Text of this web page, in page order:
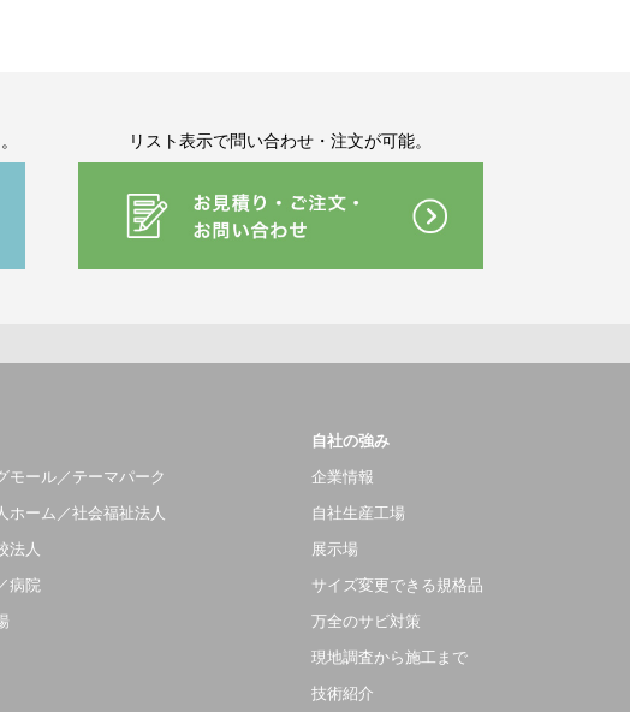
リスト表示で問い合わせ・注文が可能。
モール／テーマパーク
ホーム／社会福祉法人
法人
病院
自社の強み
企業情報
自社生産工場
展示場
サイズ変更できる規格品
万全のサビ対策
現地調査から施工まで
技術紹介